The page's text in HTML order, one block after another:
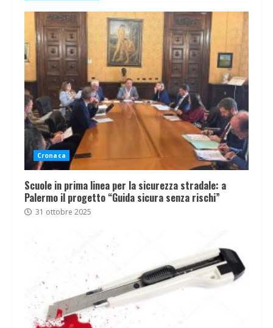
Cronaca
Scuole in prima linea per la sicurezza stradale: a
Palermo il progetto “Guida sicura senza rischi”
31 ottobre 2025